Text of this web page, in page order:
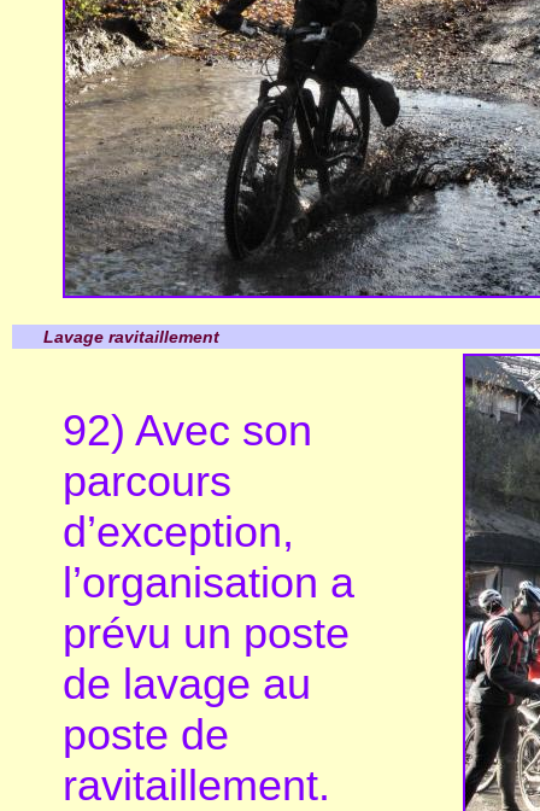
Lavage ravitaillement
92) Avec son
parcours
d’exception,
l’organisation a
prévu un poste
de lavage au
poste de
ravitaillement.